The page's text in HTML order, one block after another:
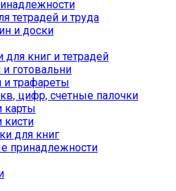
тетрадей и труда
и доски
книг и тетрадей
готовальни
трафареты
цифр, счетные палочки
карты
кисти
для книг
принадлежности